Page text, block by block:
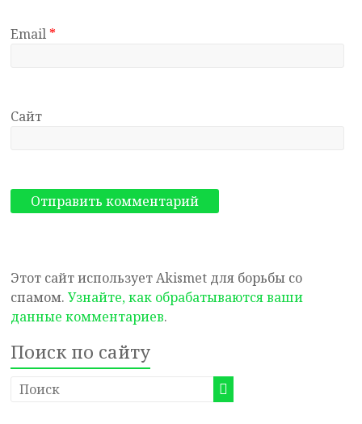
Email *
Сайт
Этот сайт использует Akismet для борьбы со
спамом.Узнайте, как обрабатываются ваши
данные комментариев.
Поиск по сайту